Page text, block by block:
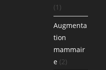
(1)
Augmenta
tion
mammair
e (2)